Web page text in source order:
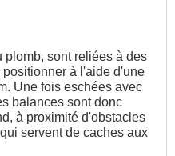
plomb, sont reliées à des
à l'aide d'une
Une fois eschées avec
balances sont donc
à proximité d'obstacles
servent de caches aux